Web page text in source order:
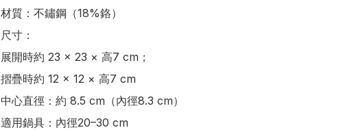
材質：不鏽鋼（18%鉻）
尺寸：
展開時約 23 × 23 × 高7 cm；
摺疊時約 12 × 12 × 高7 cm
中心直徑：約 8.5 cm（內徑8.3 cm）
適用鍋具：內徑20–30 cm